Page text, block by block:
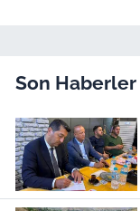
Son Haberler